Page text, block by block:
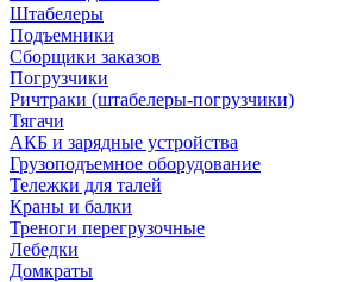
Штабелеры
Подъемники
Сборщики заказов
Погрузчики
Ричтраки (штабелеры-погрузчики)
Тягачи
АКБ и зарядные устройства
Грузоподъемное оборудование
Тележки для талей
Краны и балки
Треноги перегрузочные
Лебедки
Домкраты